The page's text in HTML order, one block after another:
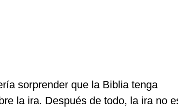
sorprender que la Biblia tenga
la ira. Después de todo, la ira no